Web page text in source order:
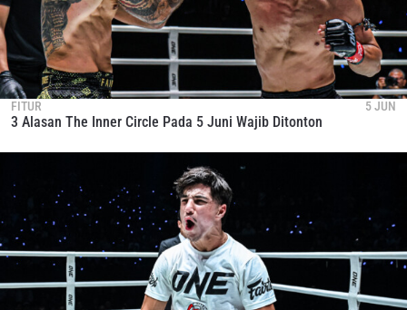
FITUR 5 JUN
3 Alasan The Inner Circle Pada 5 Juni Wajib Ditonton